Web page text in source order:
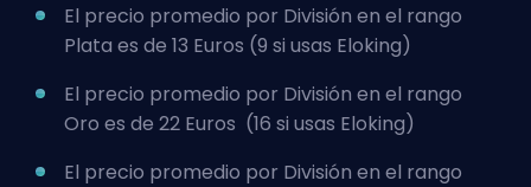
El precio promedio por División en el rango
Plata es de 13 Euros (9 si usas Eloking)
El precio promedio por División en el rango
Oro es de 22 Euros (16 si usas Eloking)
El precio promedio por División en el rango